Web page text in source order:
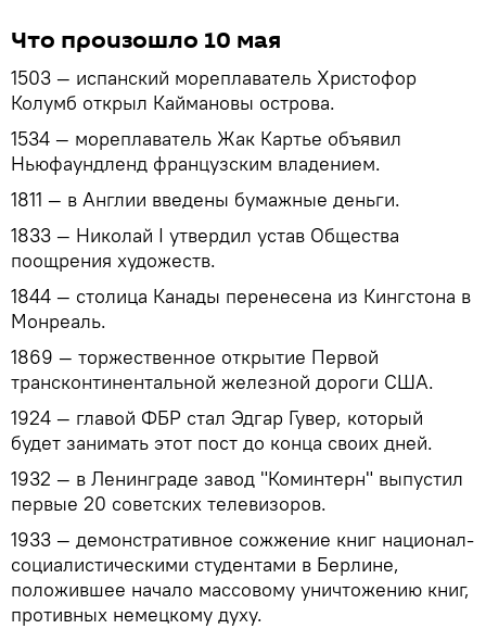
Что произошло 10 мая
1503 — испанский мореплаватель Христофор
Колумб открыл Каймановы острова.
1534 — мореплаватель Жак Картье объявил
Ньюфаундленд французским владением.
1811 — в Англии введены бумажные деньги.
1833 — Николай I утвердил устав Общества
поощрения художеств.
1844 — столица Канады перенесена из Кингстона в
Монреаль.
1869 — торжественное открытие Первой
трансконтинентальной железной дороги США.
1924 — главой ФБР стал Эдгар Гувер, который
будет занимать этот пост до конца своих дней.
1932 — в Ленинграде завод "Коминтерн" выпустил
первые 20 советских телевизоров.
1933 — демонстративное сожжение книг национал-
социалистическими студентами в Берлине,
положившее начало массовому уничтожению книг,
противных немецкому духу.